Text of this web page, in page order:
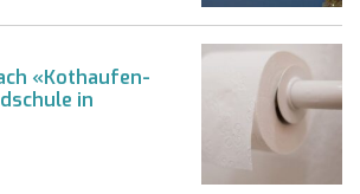
«Kothaufen-
in